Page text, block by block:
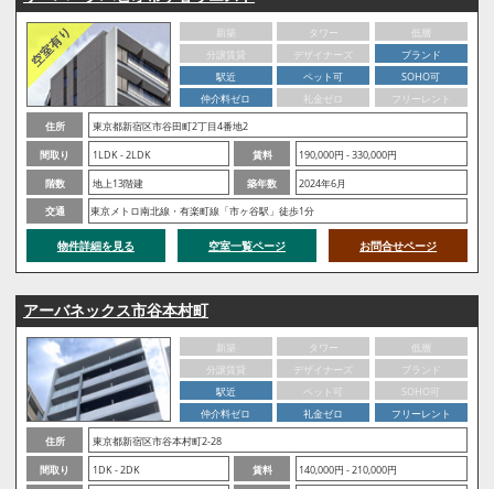
新築 タワー
低層
分譲賃貸
デザイナーズ
ブランド
駅近
ペット可
SOHO可
仲介料ゼロ
礼金ゼロ
フリーレント
住所
東京都新宿区市谷田町2丁目4番地2
間取り
1LDK - 2LDK 賃料
190,000円 - 330,000円
階数
地上13階建 築年数
2024年6月
交通
東京メトロ南北線・有楽町線「市ヶ谷駅」徒歩1分
物件詳細を見る 空室一覧ページ お問合せページ
アーバネックス市谷本村町
新築 タワー
低層
分譲賃貸
デザイナーズ
ブランド
駅近
ペット可
SOHO可
仲介料ゼロ
礼金ゼロ
フリーレント
住所
東京都新宿区市谷本村町2-28
間取り
1DK - 2DK 賃料
140,000円 - 210,000円